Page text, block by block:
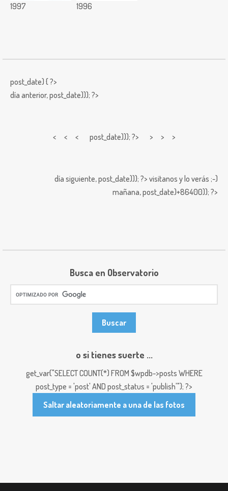
1997 1996
post_date) { ?>
día anterior,post_date))); ?>
< < < post_date))); ?> > > >
día siguiente,post_date))); ?> visitanos y lo verás ;-)
mañana,post_date)+86400)); ?>
Busca en Observatorio
o si tienes suerte ...
get_var("SELECT COUNT(*) FROM $wpdb->posts WHERE
post_type = 'post' AND post_status = 'publish'"); ?>
Saltar aleatoriamente a una de las fotos